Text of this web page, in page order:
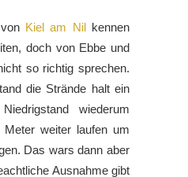
Kiel am Nil kennen
doch von Ebbe und
so richtig sprechen.
die Strände halt ein
wiederum
weiter laufen um
Das wars dann aber
Ausnahme gibt